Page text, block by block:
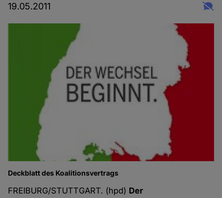
19.05.2011
Deckblatt des Koalitionsvertrags
FREIBURG/STUTTGART. (hpd) Der